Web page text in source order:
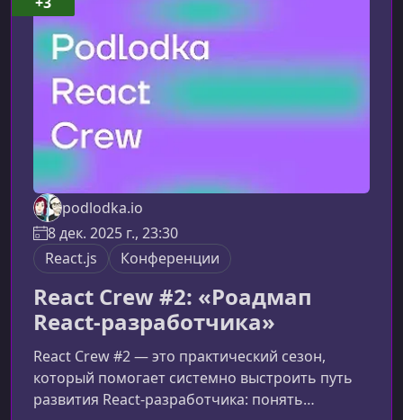
чем этот сезонТретий сезон объединяет темы,
которые наиболее востребованы в
современной разработ
podlodka.io
8 дек. 2025 г., 23:30
React.js
Конференции
React Crew #2: «Роадмап
React-разработчика»
React Crew #2 — это практический сезон,
который помогает системно выстроить путь
развития React‑разработчика: понять